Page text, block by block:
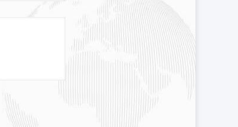
योजना और प्रौद्योगिकी अद्यतन और उत्पाद उन्नयन और अन्य
आसानी से उपयोगकर्ताओं को वितरित कर सकती है।